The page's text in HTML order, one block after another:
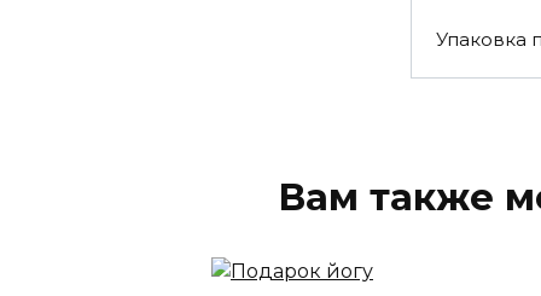
Упаковка
Вам также